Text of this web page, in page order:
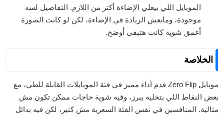
الموبايل اللي بيعلي الإضاءة أكتر من اللازم. التفاصيل لسه
موجودة، ومانعش الزيادة في الإضاءة، لكن لو كانت الصورة
أغمق شوية كانت هتبقى أوضح.
الخلاصة
موبايل Zero Flip قدم أداء مميز في فئة الموبايلات القابلة للطي، مع
بعض النقاط اللي بتخليه يبرز، وفيه شوية حاجات ممكن تكون مش
مثالية. المنافسين في نفس الفئة السعرية مش كتير، لكن فيه بدائل